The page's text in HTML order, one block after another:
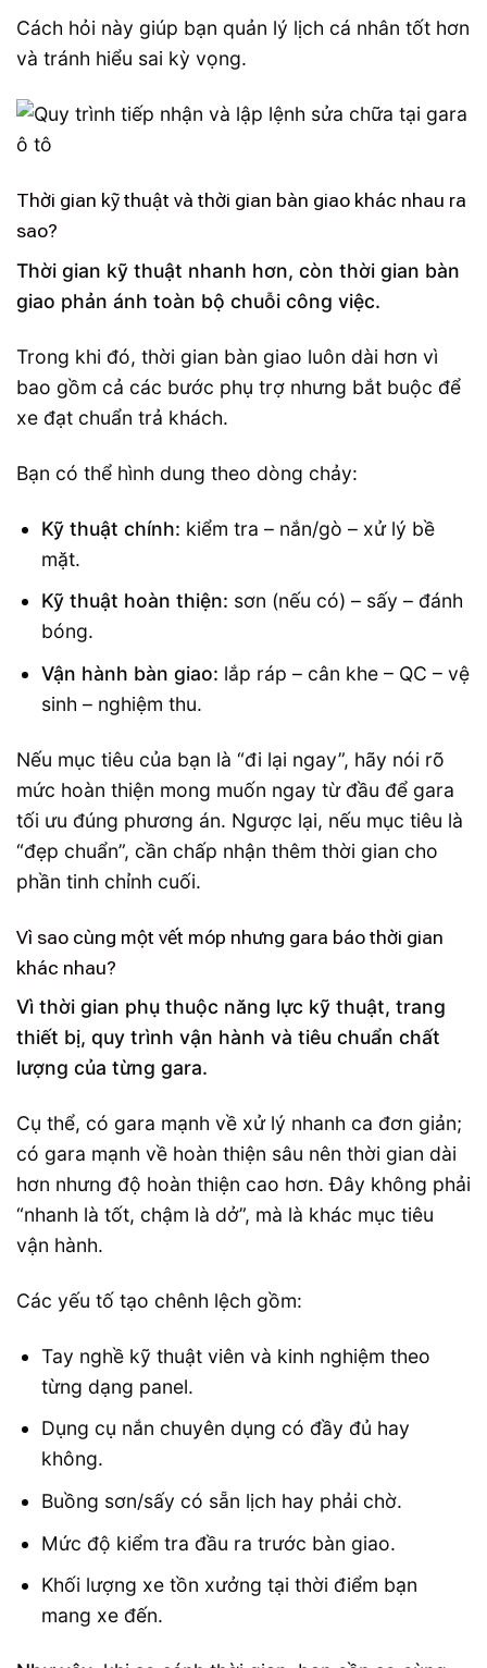
Cách hỏi này giúp bạn quản lý lịch cá nhân tốt hơn
và tránh hiểu sai kỳ vọng.
Thời gian kỹ thuật và thời gian bàn giao khác nhau ra
sao?
Thời gian kỹ thuật nhanh hơn, còn thời gian bàn
giao phản ánh toàn bộ chuỗi công việc.
Trong khi đó, thời gian bàn giao luôn dài hơn vì
bao gồm cả các bước phụ trợ nhưng bắt buộc để
xe đạt chuẩn trả khách.
Bạn có thể hình dung theo dòng chảy:
Kỹ thuật chính: kiểm tra – nắn/gò – xử lý bề
mặt.
Kỹ thuật hoàn thiện: sơn (nếu có) – sấy – đánh
bóng.
Vận hành bàn giao: lắp ráp – cân khe – QC – vệ
sinh – nghiệm thu.
Nếu mục tiêu của bạn là “đi lại ngay”, hãy nói rõ
mức hoàn thiện mong muốn ngay từ đầu để gara
tối ưu đúng phương án. Ngược lại, nếu mục tiêu là
“đẹp chuẩn”, cần chấp nhận thêm thời gian cho
phần tinh chỉnh cuối.
Vì sao cùng một vết móp nhưng gara báo thời gian
khác nhau?
Vì thời gian phụ thuộc năng lực kỹ thuật, trang
thiết bị, quy trình vận hành và tiêu chuẩn chất
lượng của từng gara.
Cụ thể, có gara mạnh về xử lý nhanh ca đơn giản;
có gara mạnh về hoàn thiện sâu nên thời gian dài
hơn nhưng độ hoàn thiện cao hơn. Đây không phải
“nhanh là tốt, chậm là dở”, mà là khác mục tiêu
vận hành.
Các yếu tố tạo chênh lệch gồm:
Tay nghề kỹ thuật viên và kinh nghiệm theo
từng dạng panel.
Dụng cụ nắn chuyên dụng có đầy đủ hay
không.
Buồng sơn/sấy có sẵn lịch hay phải chờ.
Mức độ kiểm tra đầu ra trước bàn giao.
Khối lượng xe tồn xưởng tại thời điểm bạn
mang xe đến.